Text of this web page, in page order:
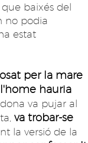
baixés del
no podia
estat
per la mare
hauria
dona va pujar al
va trobar-se
la versió de la